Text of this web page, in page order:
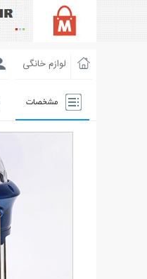
لوازم خانگی
مشخصات